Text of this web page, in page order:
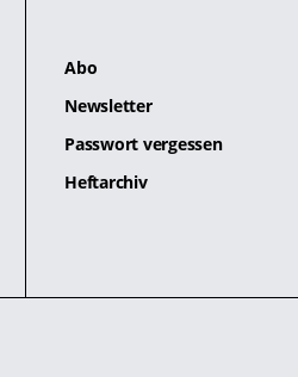
Abo
Newsletter
Passwort vergessen
Heftarchiv